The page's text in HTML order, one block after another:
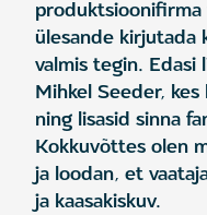
produktsioonifirma
ülesande kirjutada
valmis tegin. Edasi
Mihkel Seeder,
ning lisasid sinna
Kokkuvõttes olen
ja loodan, et
ja kaasakiskuv.